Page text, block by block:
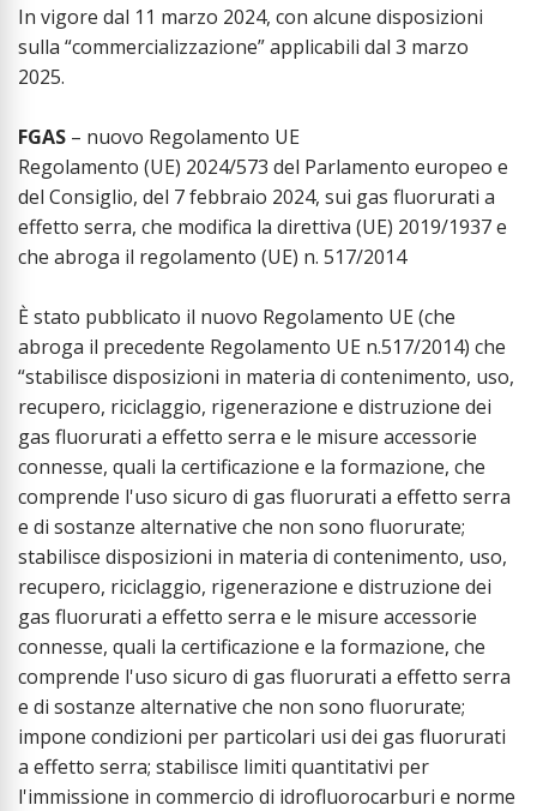
In vigore dal 11 marzo 2024, con alcune disposizioni
sulla “commercializzazione” applicabili dal 3 marzo
2025.
FGAS – nuovo Regolamento UE
Regolamento (UE) 2024/573 del Parlamento europeo e
del Consiglio, del 7 febbraio 2024, sui gas fluorurati a
effetto serra, che modifica la direttiva (UE) 2019/1937 e
che abroga il regolamento (UE) n. 517/2014
È stato pubblicato il nuovo Regolamento UE (che
abroga il precedente Regolamento UE n.517/2014) che
“stabilisce disposizioni in materia di contenimento, uso,
recupero, riciclaggio, rigenerazione e distruzione dei
gas fluorurati a effetto serra e le misure accessorie
connesse, quali la certificazione e la formazione, che
comprende l'uso sicuro di gas fluorurati a effetto serra
e di sostanze alternative che non sono fluorurate;
stabilisce disposizioni in materia di contenimento, uso,
recupero, riciclaggio, rigenerazione e distruzione dei
gas fluorurati a effetto serra e le misure accessorie
connesse, quali la certificazione e la formazione, che
comprende l'uso sicuro di gas fluorurati a effetto serra
e di sostanze alternative che non sono fluorurate;
impone condizioni per particolari usi dei gas fluorurati
a effetto serra; stabilisce limiti quantitativi per
l'immissione in commercio di idrofluorocarburi e norme